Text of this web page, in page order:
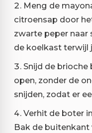
Meng de
citroensap door
zwarte peper naar
de koelkast terwijl
Snijd de
open, zonder de
snijden, zodat er
Verhit de boter
Bak de